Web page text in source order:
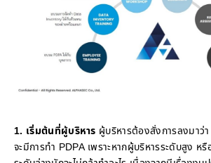
1. เริ่มต้นที่ผู้บริหาร ผู้บริหารต้องสั่งการลงมาว่
จะมีการทำ PDPA เพราะหากผู้บริหารระดับสูง ห